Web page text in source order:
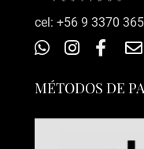
‎cel: +56 9 3370
MÉTODOS DE